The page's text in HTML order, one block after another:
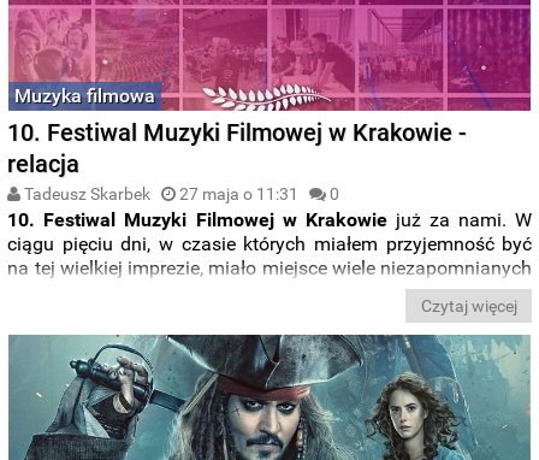
Muzyka filmowa
10. Festiwal Muzyki Filmowej w Krakowie -
relacja
Tadeusz Skarbek 27 maja o 11:31 0
10. Festiwal Muzyki Filmowej w Krakowiejuż za nami. W
ciągu pięciu dni, w czasie których miałem przyjemność być
na tej wielkiej imprezie, miało miejsce wiele niezapomnianych
koncertów, wydarzeń towarzyszących, licznych spotkań z
największymi gwiazdami tego gatunku muzycznego oraz
rozmów z innymi fanami, nierzadko trwających do późnych
godzin nocnych. Zapraszam więc Was do zapoznania się z
relacją z jubileuszowego FMF-u.
Czytaj więcej